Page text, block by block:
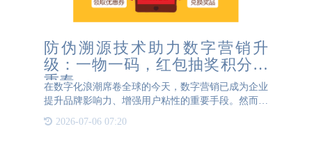
防伪溯源技术助力数字营销升
级：一物一码，红包抽奖积分三
重奏
在数字化浪潮席卷全球的今天，数字营销已成为企业
提升品牌影响力、增强用户粘性的重要手段。然而，
假冒伪劣商品的泛滥不仅损害了消费者的权益，也严
重阻碍了企业的健康发展。为此，防伪溯源技术应运
2026-07-06 07:20